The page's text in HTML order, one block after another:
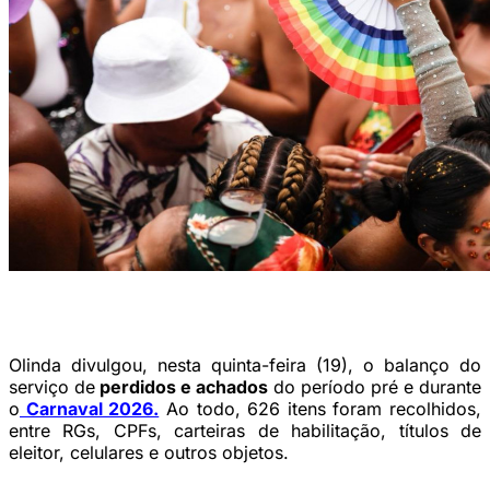
Olinda divulgou, nesta quinta-feira (19), o balanço do
serviço de perdidos e achados do período pré e durante
o Carnaval 2026. Ao todo, 626 itens foram recolhidos,
entre RGs, CPFs, carteiras de habilitação, títulos de
eleitor, celulares e outros objetos.